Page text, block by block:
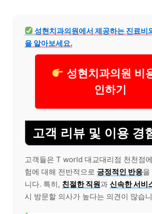
성현치과의원에서 제공하는 진료비
을 알아보세요.
성현치과의원 비
인하기
고객 리뷰 및 이용 경
고객들은 T world 대교대리점 천천점
험에 대해 전반적으로 긍정적인 반응을
니다. 특히, 친절한 직원과 신속한 서비
시 방문할 의사가 높다는 의견이 많습